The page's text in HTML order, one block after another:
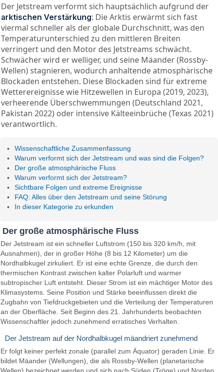
Der Jetstream verformt sich hauptsächlich aufgrund der
arktischen Verstärkung: Die Arktis erwärmt sich fast
viermal schneller als der globale Durchschnitt, was den
Temperaturunterschied zu den mittleren Breiten
verringert und den Motor des Jetstreams schwächt.
Schwächer wird er welliger, und seine Mäander (Rossby-
Wellen) stagnieren, wodurch anhaltende atmosphärische
Blockaden entstehen. Diese Blockaden sind für extreme
Wetterereignisse wie Hitzewellen in Europa (2019, 2023),
verheerende Überschwemmungen (Deutschland 2021,
Pakistan 2022) oder intensive Kälteeinbrüche (Texas 2021)
verantwortlich.
Wissenschaftliche Zusammenfassung
Warum verformt sich der Jetstream und was sind die Folgen?
Der große atmosphärische Fluss
Warum verformt sich der Jetstream?
Sichtbare Folgen und extreme Ereignisse
FAQ: Alles über den Jetstream und seine Störung
In dieser Kategorie zu erkunden
Der große atmosphärische Fluss
Der Jetstream ist ein schneller Luftstrom (150 bis 320 km/h, mit
Ausnahmen), der in großer Höhe (8 bis 12 Kilometer) um die
Nordhalbkugel zirkuliert. Er ist eine echte Grenze, die durch den
thermischen Kontrast zwischen kalter Polarluft und warmer
subtropischer Luft entsteht. Dieser Strom ist ein mächtiger Motor des
Klimasystems. Seine Position und Stärke beeinflussen direkt die
Zugbahn von Tiefdruckgebieten und die Verteilung der Temperaturen
an der Oberfläche. Seit Beginn des 21. Jahrhunderts beobachten
Wissenschaftler jedoch zunehmend erratisches Verhalten.
Der Jetstream auf der Nordhalbkugel mäandriert zunehmend
Er folgt keiner perfekt zonale (parallel zum Äquator) geraden Linie. Er
bildet Mäander (Wellungen), die als Rossby-Wellen (planetarische
Wellen) bezeichnet werden und sich nach Süden (Tröge) und Norden